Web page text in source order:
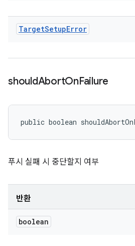
TargetSetupError
shouldAbortOnFailure
public boolean
푸시 실패 시 중단할지 여부
반환
boolean